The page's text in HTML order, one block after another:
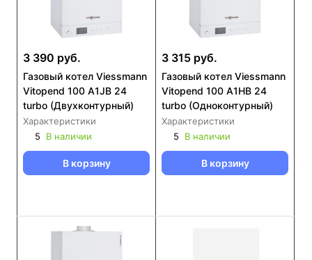
3 390 руб.
Газовый котел Viessmann
Vitopend 100 A1JB 24
turbo (Двухконтурный)
Характеристики
5
В наличии
В корзину
3 315 руб.
Газовый котел Viessmann
Vitopend 100 A1HB 24
turbo (Одноконтурный)
Характеристики
5
В наличии
В корзину